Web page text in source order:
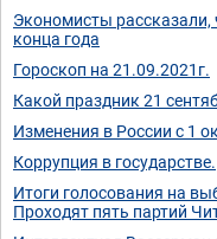
Экономисты рассказали,
конца года
Гороскоп на 21.09.2021г.
Какой праздник 21
Изменения в России с 1
Коррупция в государстве.
Итоги голосования на
Проходят пять партий